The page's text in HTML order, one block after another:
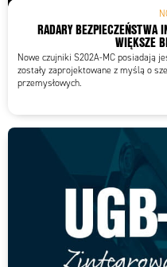
RADARY BEZPIECZEŃSTWA
WIĘKSZE
Nowe czujniki S202A-MC posiadają
zostały zaprojektowane z myślą o
przemysłowych.